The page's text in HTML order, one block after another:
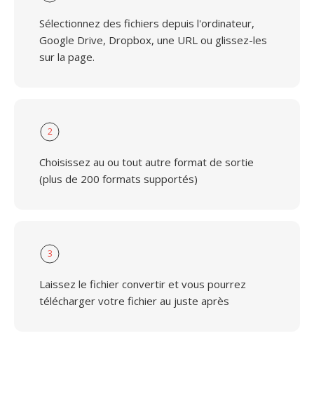
Sélectionnez des fichiers depuis l'ordinateur,
Google Drive, Dropbox, une URL ou glissez-les
sur la page.
2
Choisissez au ou tout autre format de sortie
(plus de 200 formats supportés)
3
Laissez le fichier convertir et vous pourrez
télécharger votre fichier au juste après